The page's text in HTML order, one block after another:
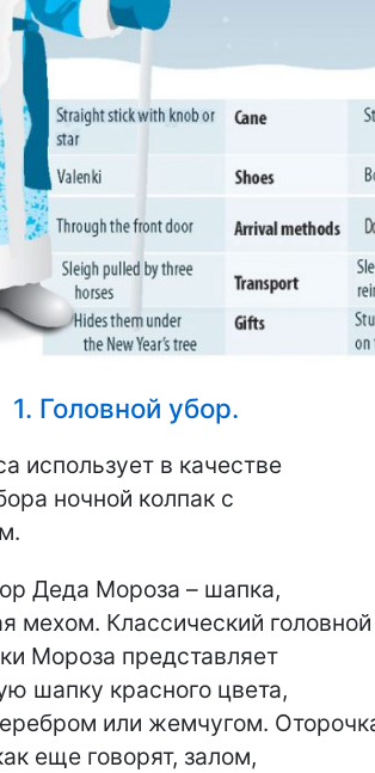
1. Головной убор.
использует в качестве
ночной колпак с
Деда Мороза – шапка,
мехом. Классический головной
Мороза представляет
шапку красного цвета,
или жемчугом.
еще говорят, залом,